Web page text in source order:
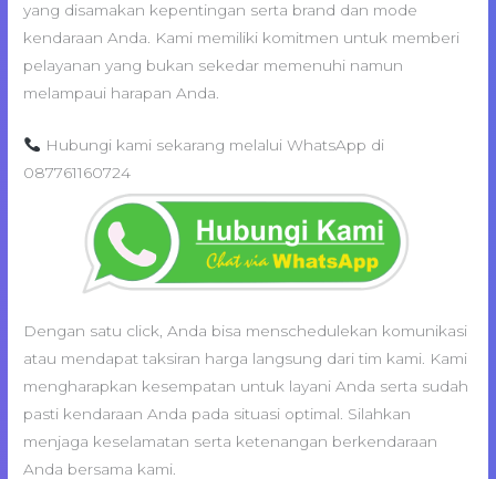
yang disamakan kepentingan serta brand dan mode
kendaraan Anda. Kami memiliki komitmen untuk memberi
pelayanan yang bukan sekedar memenuhi namun
melampaui harapan Anda.
Hubungi kami sekarang melalui WhatsApp di
087761160724
Dengan satu click, Anda bisa menschedulekan komunikasi
atau mendapat taksiran harga langsung dari tim kami. Kami
mengharapkan kesempatan untuk layani Anda serta sudah
pasti kendaraan Anda pada situasi optimal. Silahkan
menjaga keselamatan serta ketenangan berkendaraan
Anda bersama kami.